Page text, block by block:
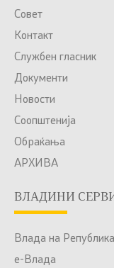
Совет
Контакт
Службен гласник
Документи
Новости
Соопштенија
Обраќања
АРХИВА
ВЛАДИНИ
Влада на
е-Влада